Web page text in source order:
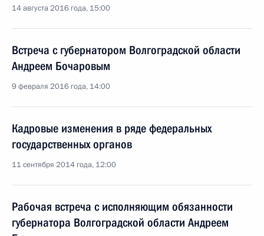
14 августа 2016 года, 15:00
Встреча с губернатором Волгоградской области
Андреем Бочаровым
9 февраля 2016 года, 14:00
Кадровые изменения в ряде федеральных
государственных органов
11 сентября 2014 года, 12:00
Рабочая встреча с исполняющим обязанности
губернатора Волгоградской области Андреем